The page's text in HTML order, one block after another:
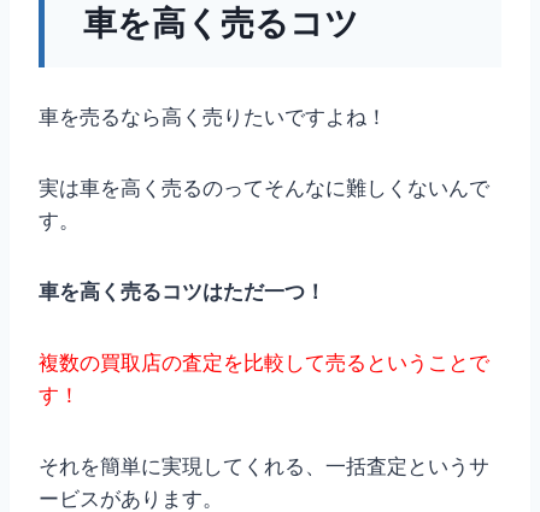
車を高く売るコツ
車を売るなら高く売りたいですよね！
実は車を高く売るのってそんなに難しくないんで
す。
車を高く売るコツはただ一つ！
複数の買取店の査定を比較して売るということで
す！
それを簡単に実現してくれる、一括査定というサ
ービスがあります。